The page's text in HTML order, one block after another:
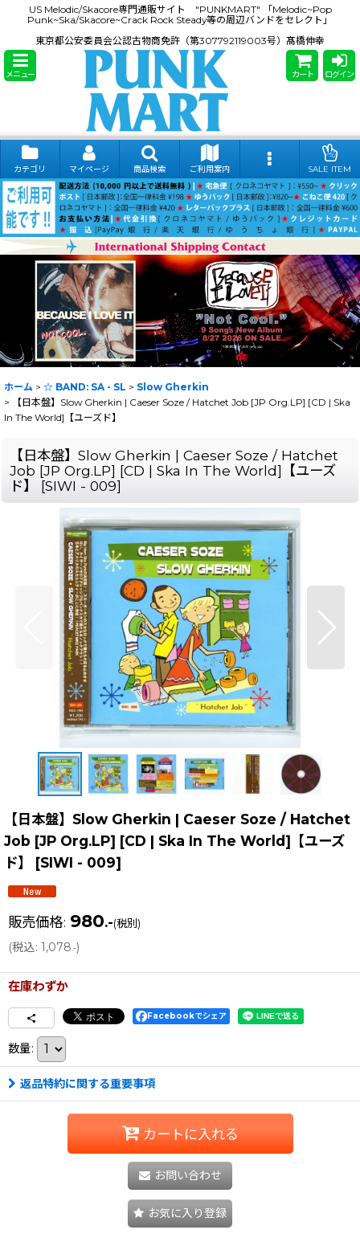
US Melodic/Skacore専門通販サイト "PUNKMART" 「Melodic~Pop
Punk~Ska/Skacore~Crack Rock Steady等の周辺バンドをセレクト」
東京都公安委員会公認古物商免許（第307792119003号）髙橋伸幸
メニュー カート ログイン
カテゴリ マイページ 商品検索 ご利用案内 SALE ITEM
ホーム > ☆ BAND: SA - SL > Slow Gherkin
>
【日本盤】Slow Gherkin | Caeser Soze / Hatchet Job [JP Org.LP] [CD | Ska
In The World]【ユーズド】
【日本盤】Slow Gherkin | Caeser Soze / Hatchet
Job [JP Org.LP] [CD | Ska In The World]【ユーズ
ド】
[SIWI - 009]
【日本盤】Slow Gherkin | Caeser Soze / Hatchet
Job [JP Org.LP] [CD | Ska In The World]【ユーズ
ド】
[SIWI - 009]
販売価格: 980.-(税別)
(税込: 1,078.-)
在庫わずか
Facebookでシェア
数量:
返品特約に関する重要事項
カートに入れる
お問い合わせ
お気に入り登録